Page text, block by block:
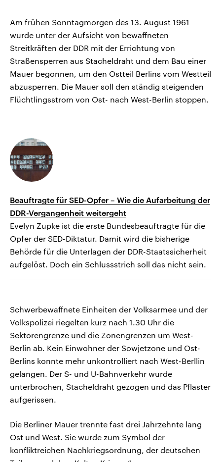
Am frühen Sonntagmorgen des 13. August 1961
wurde unter der Aufsicht von bewaffneten
Streitkräften der DDR mit der Errichtung von
Straßensperren aus Stacheldraht und dem Bau einer
Mauer begonnen, um den Ostteil Berlins vom Westteil
abzusperren. Die Mauer soll den ständig steigenden
Flüchtlingsstrom von Ost- nach West-Berlin stoppen.
Beauftragte für SED-Opfer – Wie die Aufarbeitung der
DDR-Vergangenheit weitergeht
Evelyn Zupke ist die erste Bundesbeauftragte für die
Opfer der SED-Diktatur. Damit wird die bisherige
Behörde für die Unterlagen der DDR-Staatssicherheit
aufgelöst. Doch ein Schlussstrich soll das nicht sein.
Schwerbewaffnete Einheiten der Volksarmee und der
Volkspolizei riegelten kurz nach 1.30 Uhr die
Sektorengrenze und die Zonengrenzen um West-
Berlin ab. Kein Einwohner der Sowjetzone und Ost-
Berlins konnte mehr unkontrolliert nach West-Berllin
gelangen. Der S- und U-Bahnverkehr wurde
unterbrochen, Stacheldraht gezogen und das Pflaster
aufgerissen.
Die Berliner Mauer trennte fast drei Jahrzehnte lang
Ost und West. Sie wurde zum Symbol der
konfliktreichen Nachkriegsordnung, der deutschen